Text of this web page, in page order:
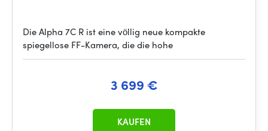
Die Alpha 7C R ist eine völlig neue kompakte
spiegellose FF-Kamera, die die hohe
3 699 €
KAUFEN